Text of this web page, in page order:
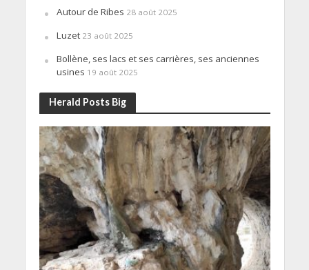
Autour de Ribes 28 août 2025
Luzet 23 août 2025
Bollène, ses lacs et ses carrières, ses anciennes
usines 19 août 2025
Herald Posts Big